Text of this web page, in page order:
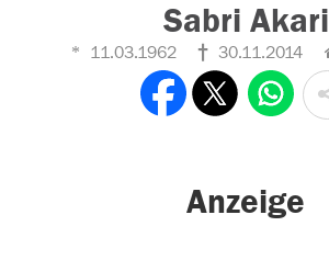
Sabri Akari
11.03.1962 30.11.2014
Anzeige